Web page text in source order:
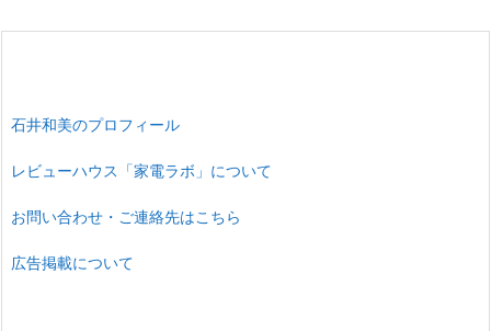
石井和美のプロフィール
レビューハウス「家電ラボ」について
お問い合わせ・ご連絡先はこちら
広告掲載について